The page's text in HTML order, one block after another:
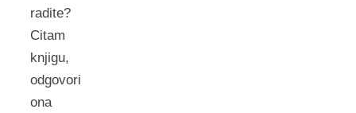
radite?
Citam
knjigu,
odgovori
ona